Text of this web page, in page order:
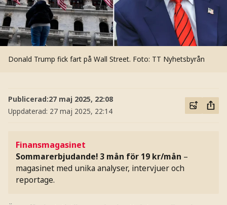
Donald Trump fick fart på Wall Street. Foto: TT Nyhetsbyrån
Publicerad:27 maj 2025, 22:08
Uppdaterad: 27 maj 2025, 22:14
Finansmagasinet
Sommarerbjudande! 3 mån för 19 kr/mån –
magasinet med unika analyser, intervjuer och
reportage.